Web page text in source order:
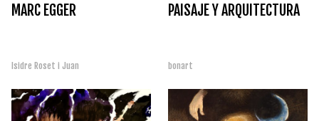
MARC EGGER
Isidre Roset i Juan
PAISAJE Y ARQUITECTURA
bonart